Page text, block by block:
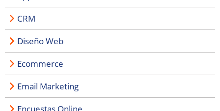
CRM
Diseño Web
Ecommerce
Email Marketing
Encuestas Online